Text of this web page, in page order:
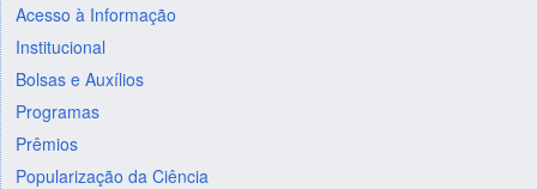
Acesso à Informação
Institucional
Bolsas e Auxílios
Programas
Prêmios
Popularização da Ciência